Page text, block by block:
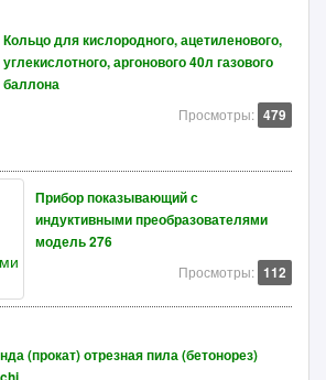
Кольцо для кислородного, ацетиленового,
углекислотного, аргонового 40л газового
баллона
Просмотры: 479
Прибор показывающий с
индуктивными преобразователями
модель 276
Просмотры: 112
(прокат) отрезная пила (бетонорез)